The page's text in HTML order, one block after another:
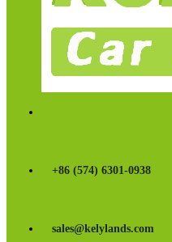
+86 (574) 6301-0938
sales@kelylands.com